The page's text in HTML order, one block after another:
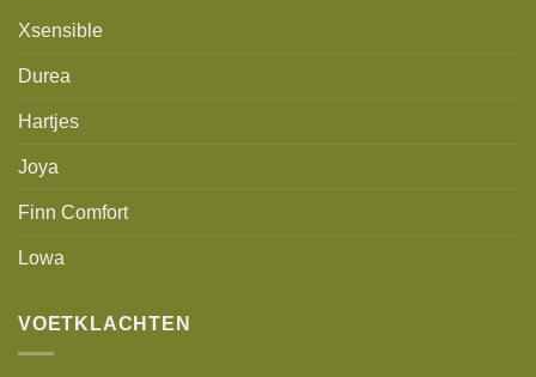
Xsensible
Durea
Hartjes
Joya
Finn Comfort
Lowa
VOETKLACHTEN